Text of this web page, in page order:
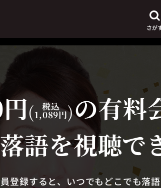
さが
からさがす
目
時間からさがす
( 税込
1,089円)の有料
語を視聴で
登録すると、いつでもどこでも落語